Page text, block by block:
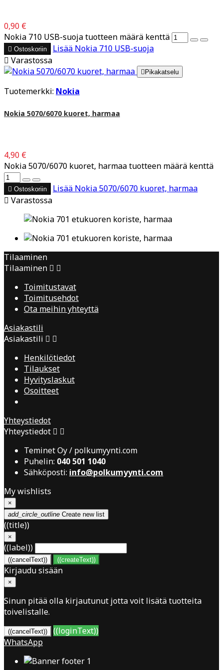
0,90 €
Nokia 710 USB-suoja tuotteen määrä kenttä
 Ostoskoriin Lisää Nokia 710 USB-suoja
 Varastossa
 Pikakatselu
Tuotemerkki: Nokia
Nokia 5070/6070 kuoret, harmaa
4,90 €
Nokia 5070/6070 kuoret, harmaa tuotteen määrä kenttä
 Ostoskoriin Lisää Nokia 5070/6070 kuoret, harmaa
 Varastossa
Tilaaminen
Tilaaminen  
Toimitustavat
Toimitusehdot
Ota meihin yhteyttä
Asiakastili
Asiakastili  
Henkilötiedot
Tilaukset
Hyvityslaskut
Osoitteet
Yhteystiedot
Yhteystiedot  
Teminet Oy / polkumyynti.com
Puhelin: 040 501 1040
Sähköposti: info@polkumyynti.com
My wishlists
×
add_circle_outline Create new list
((title))
×
((label))
((cancelText)) ((createText))
Kirjaudu sisään
×
Sinun pitää olla kirjautunut jotta voit lisätä tuotteita
toivelistalle.
((cancelText))
((loginText))
WhatsApp